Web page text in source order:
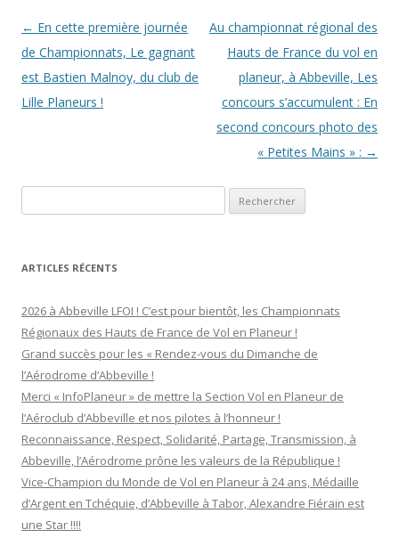
Navigation des articles
← En cette première journée
de Championnats, Le gagnant
est Bastien Malnoy, du club de
Lille Planeurs !
Au championnat régional des
Hauts de France du vol en
planeur, à Abbeville, Les
concours s’accumulent : En
second concours photo des
« Petites Mains » : →
ARTICLES RÉCENTS
2026 à Abbeville LFOI ! C’est pour bientôt, les Championnats
Régionaux des Hauts de France de Vol en Planeur !
Grand succès pour les « Rendez-vous du Dimanche de
l’Aérodrome d’Abbeville !
Merci « InfoPlaneur » de mettre la Section Vol en Planeur de
l’Aéroclub d’Abbeville et nos pilotes à l’honneur !
Reconnaissance, Respect, Solidarité, Partage, Transmission, à
Abbeville, l’Aérodrome prône les valeurs de la République !
Vice-Champion du Monde de Vol en Planeur à 24 ans, Médaille
d’Argent en Tchéquie, d’Abbeville à Tabor, Alexandre Fiérain est
une Star !!!!